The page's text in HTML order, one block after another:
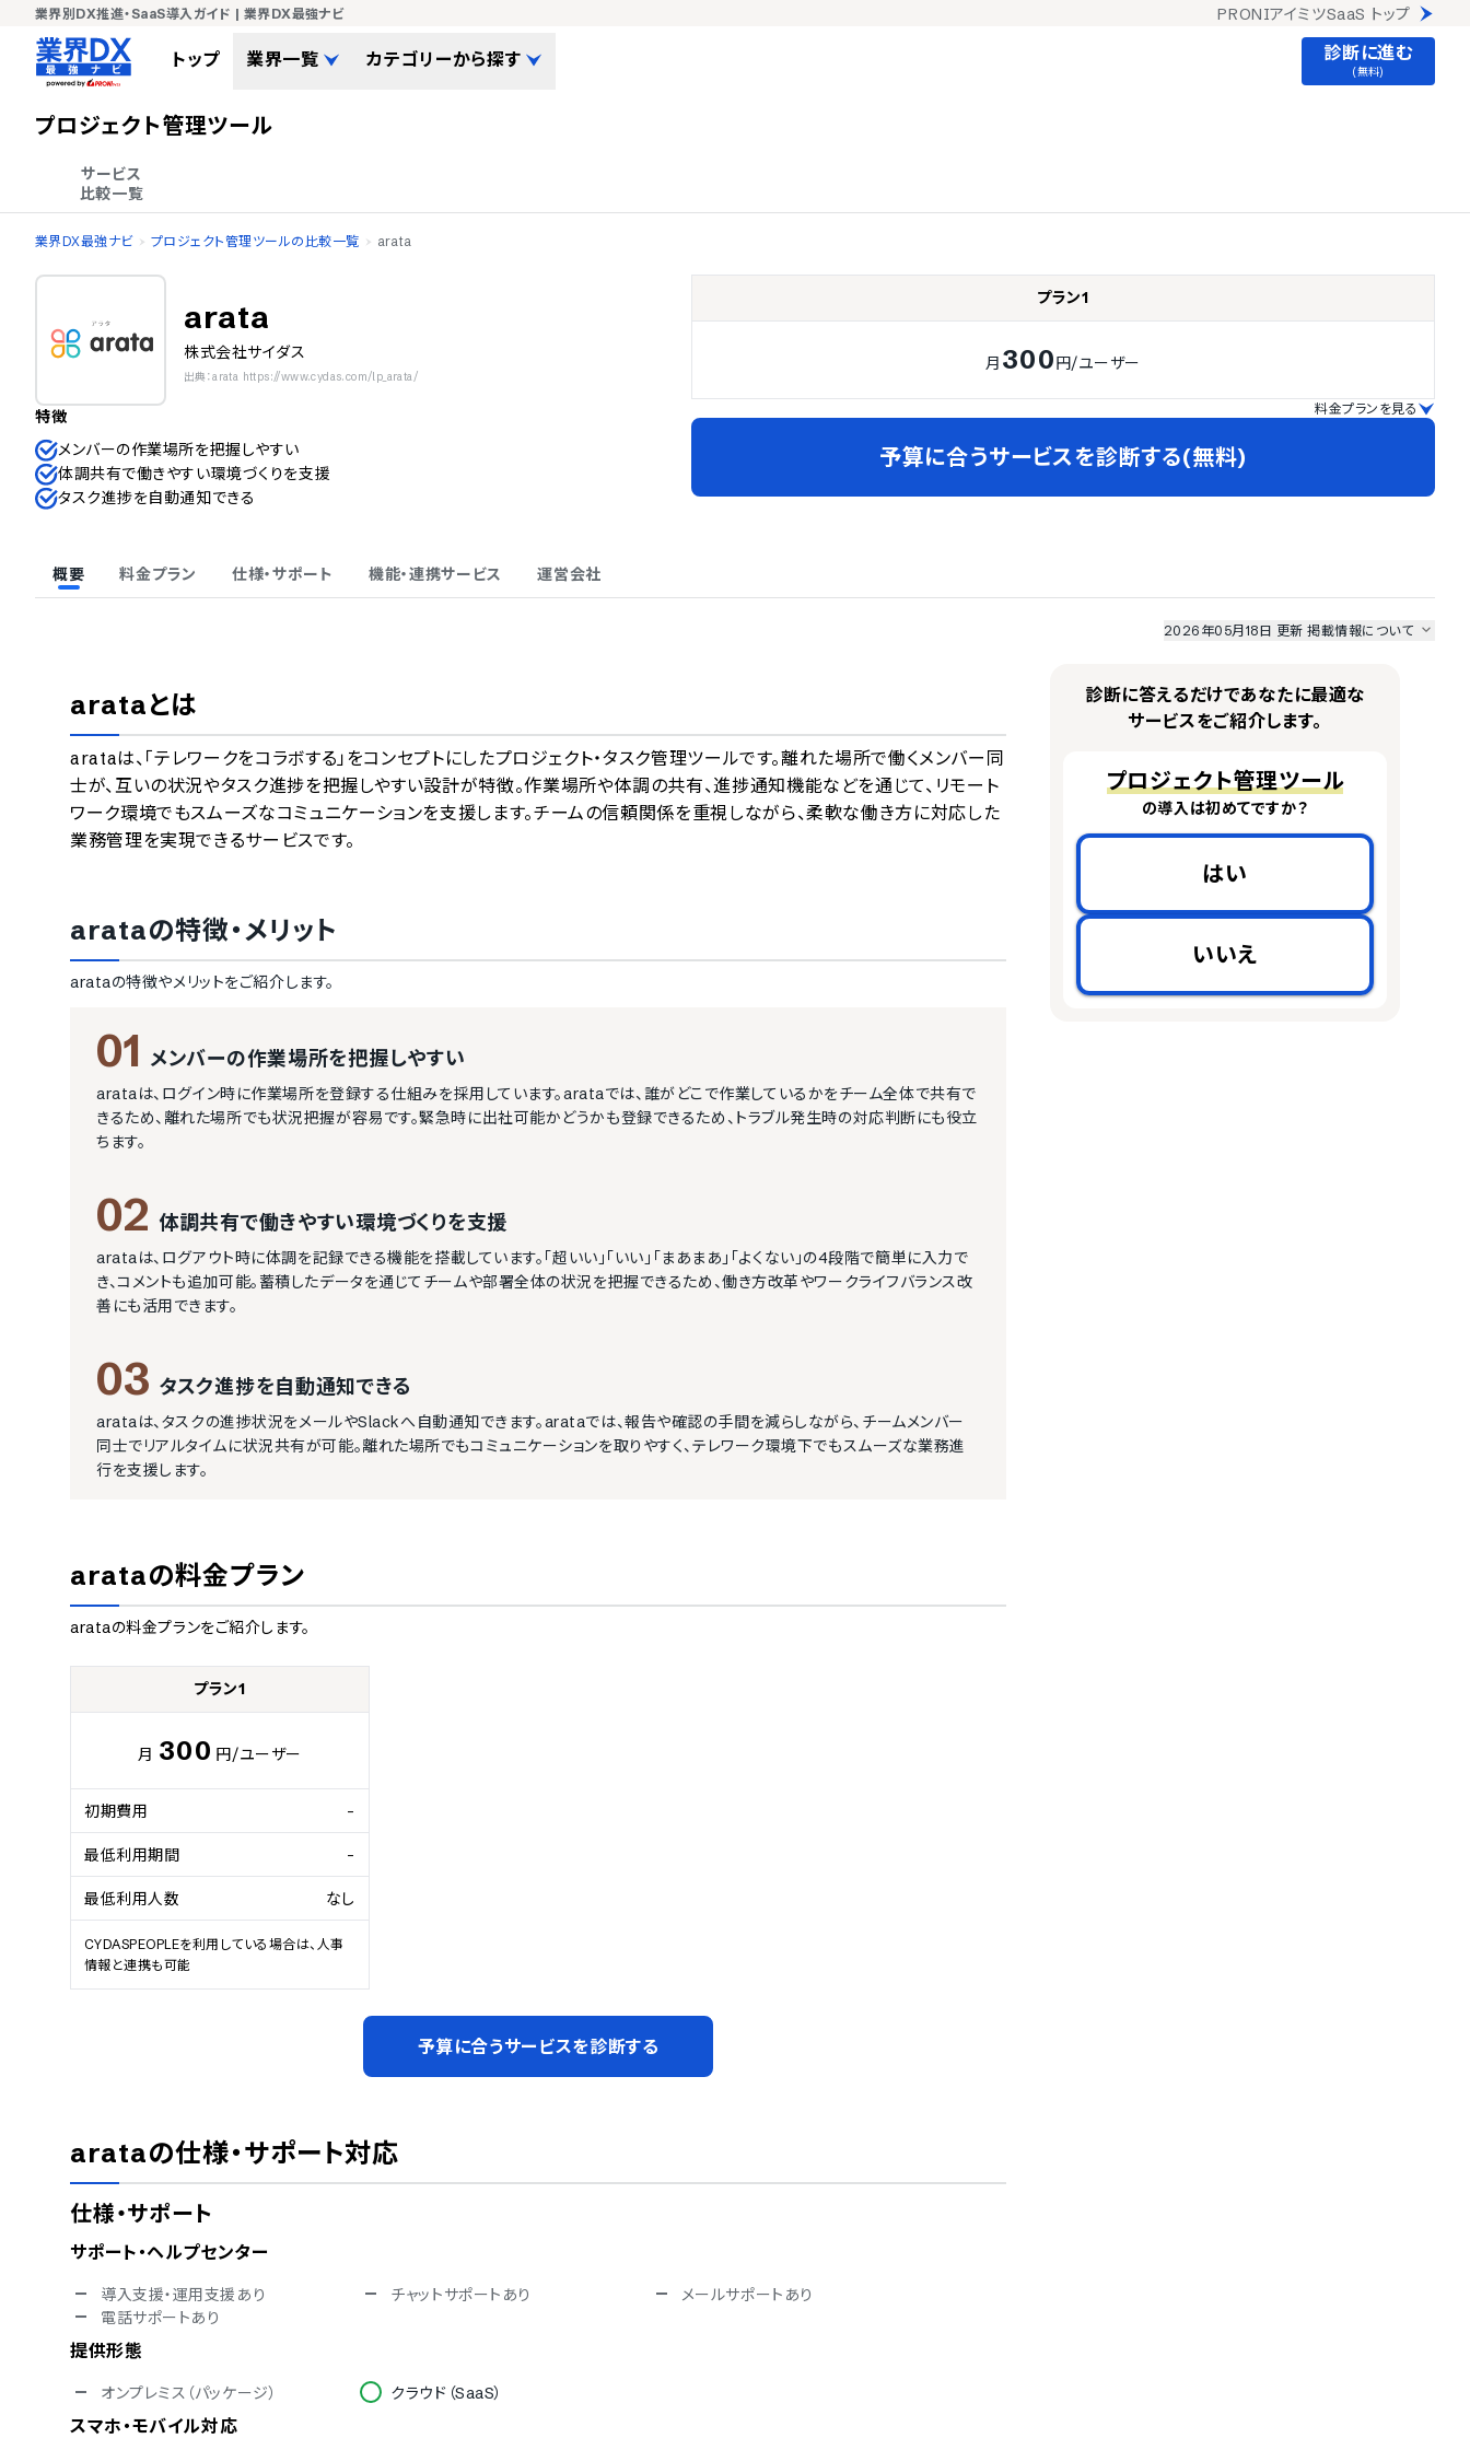
業界別DX推進・SaaS導入ガイド | 業界DX最強ナビ PRONIアイミツSaaS トップ
トップ 業界一覧 カテゴリーから探す 診断に進む
(無料)
プロジェクト管理ツール
サービス
比較一覧
業界DX最強ナビ プロジェクト管理ツールの比較一覧 arata
arata
株式会社サイダス
出典：arata https://www.cydas.com/lp_arata/
特徴
メンバーの作業場所を把握しやすい
体調共有で働きやすい環境づくりを支援
タスク進捗を自動通知できる
プラン1
月 300円/ユーザー
料金プランを見る
予算に合うサービスを診断する(無料)
概要 料金プラン 仕様・サポート 機能・連携サービス 運営会社
2026年05月18日 更新掲載情報について
一部
PRONIアイミツSaaS
のサービスデータを参照しています。
業界DX最強ナビ編集部 情報取得元
arataとは
arataは、「テレワークをコラボする」をコンセプトにしたプロジェクト・タスク管理ツールです。離れた場所で働くメンバー同
士が、互いの状況やタスク進捗を把握しやすい設計が特徴。作業場所や体調の共有、進捗通知機能などを通じて、リモート
ワーク環境でもスムーズなコミュニケーションを支援します。チームの信頼関係を重視しながら、柔軟な働き方に対応した
業務管理を実現できるサービスです。
arataの特徴・メリット
arataの特徴やメリットをご紹介します。
01 メンバーの作業場所を把握しやすい
arataは、ログイン時に作業場所を登録する仕組みを採用しています。arataでは、誰がどこで作業しているかをチーム全体で共有で
きるため、離れた場所でも状況把握が容易です。緊急時に出社可能かどうかも登録できるため、トラブル発生時の対応判断にも役立
ちます。
02 体調共有で働きやすい環境づくりを支援
arataは、ログアウト時に体調を記録できる機能を搭載しています。「超いい」「いい」「まあまあ」「よくない」の4段階で簡単に入力で
き、コメントも追加可能。蓄積したデータを通じてチームや部署全体の状況を把握できるため、働き方改革やワークライフバランス改
善にも活用できます。
03 タスク進捗を自動通知できる
arataは、タスクの進捗状況をメールやSlackへ自動通知できます。arataでは、報告や確認の手間を減らしながら、チームメンバー
同士でリアルタイムに状況共有が可能。離れた場所でもコミュニケーションを取りやすく、テレワーク環境下でもスムーズな業務進
行を支援します。
arataの料金プラン
arataの料金プランをご紹介します。
プラン1
月 300 円/ユーザー
初期費用 -
最低利用期間 -
最低利用人数 なし
CYDASPEOPLEを利用している場合は、人事
情報と連携も可能
予算に合うサービスを診断する
arataの仕様・サポート対応
仕様・サポート
サポート・ヘルプセンター
導入支援・運用支援あり チャットサポートあり
メールサポートあり
電話サポートあり
提供形態
オンプレミス（パッケージ） クラウド（SaaS）
スマホ・モバイル対応
診断に答えるだけであなたに最適な
サービスをご紹介します。
プロジェクト管理ツール
の導入は初めてですか？
はい
いいえ